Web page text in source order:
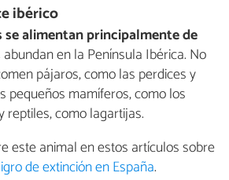
ibérico
se alimentan principalmente de
en la Península Ibérica. No
pájaros, como las perdices y
pequeños mamíferos, como los
reptiles, como lagartijas.
este animal en estos artículos sobre
de extinción en España.